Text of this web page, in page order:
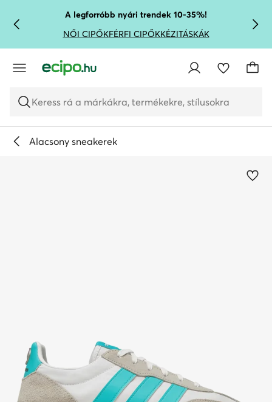
UGRÁS A FŐ TARTALOMRA
UGRÁS A KERESÉSHEZA legforróbb nyári trendek 10-35%!
NŐI CIPŐKFÉRFI CIPŐKKÉZITÁSKÁK
Keress rá a márkákra, termékekre, stílusokra
Alacsony sneakerek